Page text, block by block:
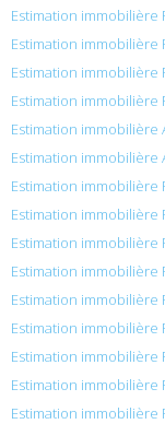
Estimation immobilière
Estimation immobilière
Estimation immobilière
Estimation immobilière
Estimation immobilière
Estimation immobilière
Estimation immobilière
Estimation immobilière
Estimation immobilière
Estimation immobilière
Estimation immobilière
Estimation immobilière
Estimation immobilière
Estimation immobilière
Estimation